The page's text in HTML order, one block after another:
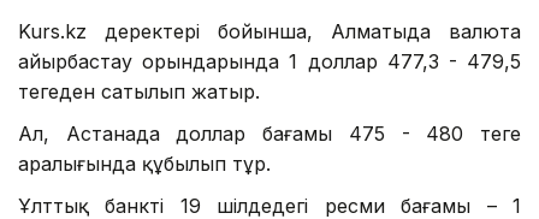
Kurs.kz деректері бойынша, Алматыда валюта
айырбастау орындарында 1 доллар 477,3 - 479,5
теңгеден сатылып жатыр.
Ал, Астанада доллар бағамы 475 - 480 теңге
аралығында құбылып тұр.
Ұлттық банктің 19 шілдедегі ресми бағамы – 1